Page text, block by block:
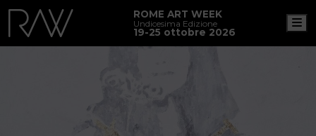
ROME ART WEEK
Undicesima Edizione
19-25 ottobre 2026